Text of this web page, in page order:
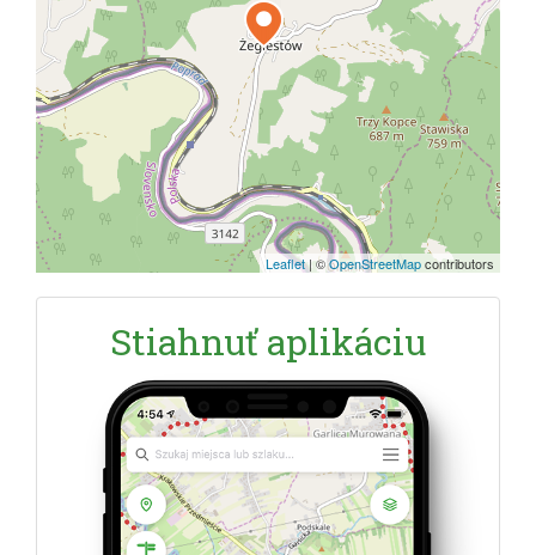
Leaflet| ©OpenStreetMapcontributors
Stiahnuť aplikáciu